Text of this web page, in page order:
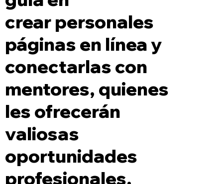
crear personales
páginas en línea y
conectarlas con
mentores, quienes
les ofrecerán
valiosas
oportunidades
profesionales.